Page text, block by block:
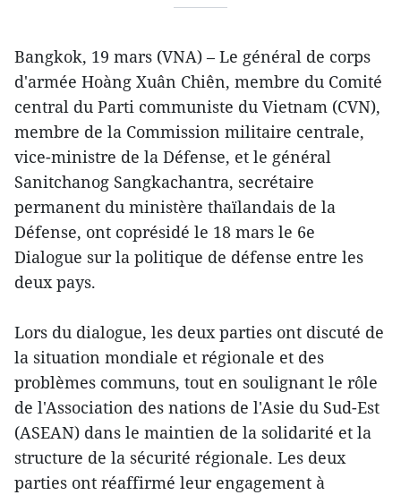
Bangkok, 19 mars (VNA) – Le général de corps
d'armée Hoàng Xuân Chiên, membre du Comité
central du Parti communiste du Vietnam (CVN),
membre de la Commission militaire centrale,
vice-ministre de la Défense, et le général
Sanitchanog Sangkachantra, secrétaire
permanent du ministère thaïlandais de la
Défense, ont coprésidé le 18 mars le 6e
Dialogue sur la politique de défense entre les
deux pays.
Lors du dialogue, les deux parties ont discuté de
la situation mondiale et régionale et des
problèmes communs, tout en soulignant le rôle
de l'Association des nations de l'Asie du Sud-Est
(ASEAN) dans le maintien de la solidarité et la
structure de la sécurité régionale. Les deux
parties ont réaffirmé leur engagement à